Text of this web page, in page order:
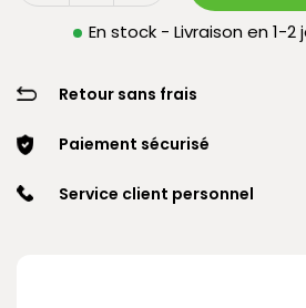
En stock - Livraison en 1-2
Retour sans frais
Paiement sécurisé
Service client personnel